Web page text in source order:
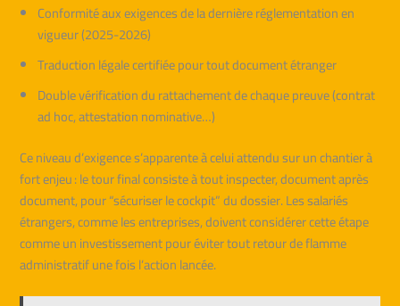
Conformité aux exigences de la dernière réglementation en
vigueur (2025-2026)
Traduction légale certifiée pour tout document étranger
Double vérification du rattachement de chaque preuve (contrat
ad hoc, attestation nominative…)
Ce niveau d’exigence s’apparente à celui attendu sur un chantier à
fort enjeu : le tour final consiste à tout inspecter, document après
document, pour “sécuriser le cockpit” du dossier. Les salariés
étrangers, comme les entreprises, doivent considérer cette étape
comme un investissement pour éviter tout retour de flamme
administratif une fois l’action lancée.